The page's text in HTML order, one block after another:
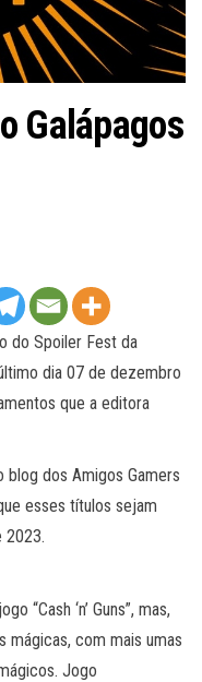
ã
Galápagos
do Spoiler Fest da
dia 07 de dezembro
que a editora
blog dos Amigos Gamers
esses títulos sejam
2023.
“Cash ‘n’ Guns”, mas,
mágicas, com mais umas
Jogo